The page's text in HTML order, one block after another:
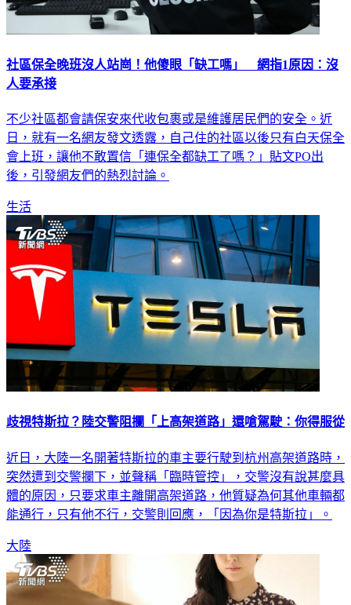
社區保全晚班沒人站崗！他傻眼「缺工嗎」 網指1原因：沒
人要承接
不少社區都會請保安來代收包裹或是維護居民們的安全。近
日，就有一名網友發文透露，自己住的社區以後只有白天保全
會上班，讓他不敢置信「連保全都缺工了嗎？」貼文PO出
後，引發網友們的熱烈討論。
生活
歧視特斯拉？陸交警阻攔「上高架道路」還嗆駕駛：你得服從
近日，大陸一名開著特斯拉的車主要行駛到杭州高架道路時，
突然遭到交警攔下，並聲稱「臨時管控」，交警沒有說甚麼具
體的原因，只要求車主離開高架道路，他質疑為何其他車輛都
能通行，只有他不行，交警則回應，「因為你是特斯拉」。
大陸